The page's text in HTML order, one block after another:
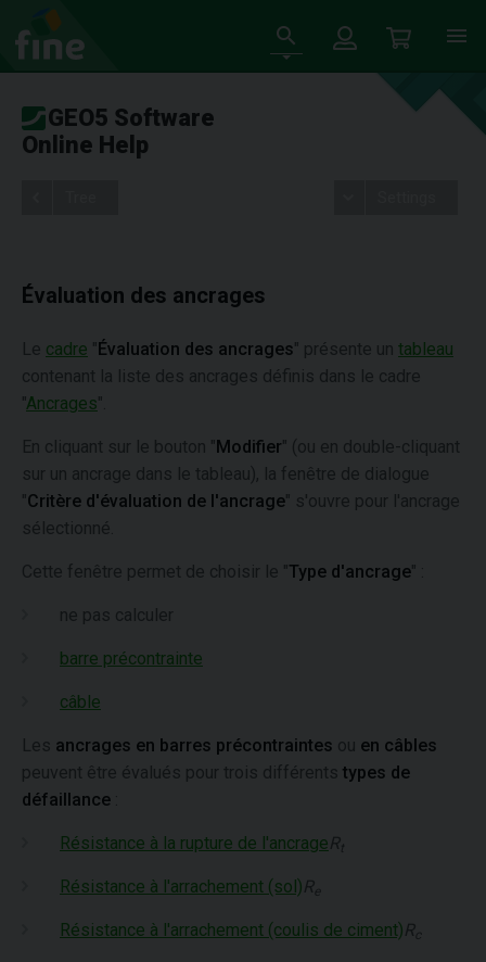
GEO5 Software
Online Help
Évaluation des ancrages
Le cadre "Évaluation des ancrages" présente un tableau
contenant la liste des ancrages définis dans le cadre
"Ancrages".
En cliquant sur le bouton "Modifier" (ou en double-cliquant
sur un ancrage dans le tableau), la fenêtre de dialogue
"Critère d'évaluation de l'ancrage" s'ouvre pour l'ancrage
sélectionné.
Cette fenêtre permet de choisir le "Type d'ancrage" :
ne pas calculer
barre précontrainte
câble
Les ancrages en barres précontraintes ou en câbles
peuvent être évalués pour trois différents types de
défaillance
Résistance à la rupture de l'ancrageRt
Résistance à l'arrachement (sol)Re
Résistance à l'arrachement (coulis de ciment)R